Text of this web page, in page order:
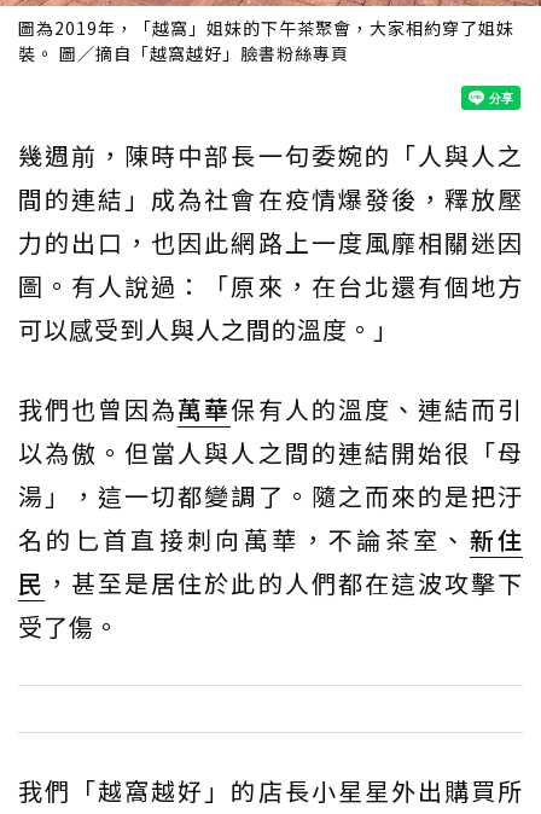
圖為2019年，「越窩」姐妹的下午茶聚會，大家相約穿了姐妹
裝。 圖／摘自「越窩越好」臉書粉絲專頁
幾週前，陳時中部長一句委婉的「人與人之
間的連結」成為社會在疫情爆發後，釋放壓
力的出口，也因此網路上一度風靡相關迷因
圖。有人說過：「原來，在台北還有個地方
可以感受到人與人之間的溫度。」
我們也曾因為萬華保有人的溫度、連結而引
以為傲。但當人與人之間的連結開始很「母
湯」，這一切都變調了。隨之而來的是把汙
名的匕首直接刺向萬華，不論茶室、 新住
民 ，甚至是居住於此的人們都在這波攻擊下
受了傷。
我們「越窩越好」的店長小星星外出購買所